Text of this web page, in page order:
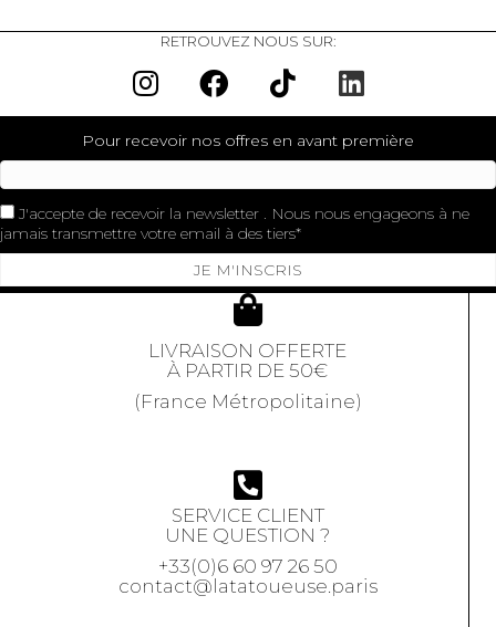
RETROUVEZ NOUS SUR:
Pour recevoir nos offres en avant première
J'accepte de recevoir la newsletter . Nous nous engageons à ne
jamais transmettre votre email à des tiers
JE M'INSCRIS
LIVRAISON OFFERTE
À PARTIR DE 50€
(France Métropolitaine)
SERVICE CLIENT
UNE QUESTION ?
+33(0)6 60 97 26 50
contact@latatoueuse.paris